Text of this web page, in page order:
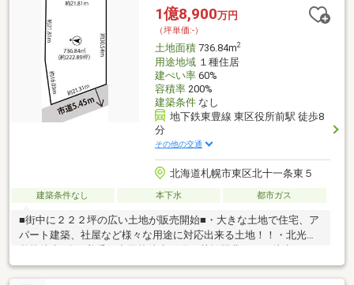
幌駅周辺で将来性のある土地をお探しの方へ☆収益物件や事業計
画など、さまざまな用途をご検討いただけます！お気軽にお問い
合わせ下さい♪
1億8,900万円
（坪単価:-）
土地面積736.84m2
用途地域１種住居
建ぺい率60%
容積率200%
建築条件なし
地下鉄東豊線 東区役所前駅 徒歩8
分
その他の交通
北海道札幌市東区北十一条東５
建築条件なし 本下水 都市ガス
■街中に２２２坪の広い土地が販売開始■・大きな土地で住宅、ア
パート建築、社屋など様々な用途に対応出来る土地！！・北光小
学校徒歩2分、美香保中学校徒歩11分・札幌駅北口まで徒歩20
分・都市ガス供給エリア、間口は約21.31ｍ・南西向きにつき陽当
り良好、建築条件なし、平坦地、建物解体更地渡しスーパー、コ